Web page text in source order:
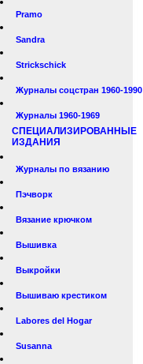
Pramo
Sandra
Strickschick
Журналы соцстран 1960-1990
Журналы 1960-1969
СПЕЦИАЛИЗИРОВАННЫЕ
ИЗДАНИЯ
Журналы по вязанию
Пэчворк
Вязание крючком
Вышивка
Выкройки
Вышиваю крестиком
Labores del Hogar
Susanna